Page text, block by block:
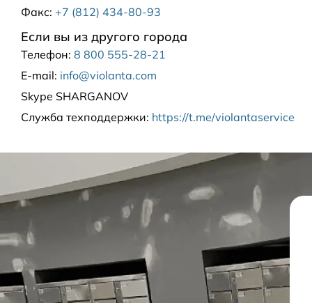
Факс: +7 (812) 434-80-93
Если вы из другого города
Телефон: 8 800 555-28-21
E-mail: info@violanta.com
Skype SHARGANOV
Служба техподдержки: https://t.me/violantaservice